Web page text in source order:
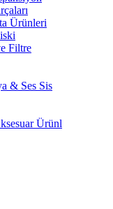
Ürünleri
Filtre
& Ses Sis
Ürünl